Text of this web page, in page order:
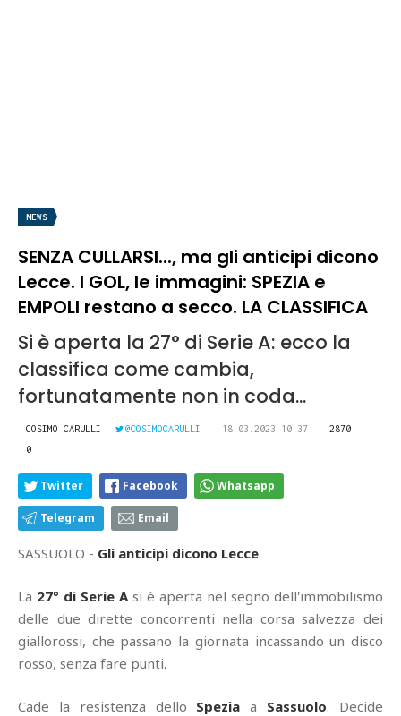
NEWS
SENZA CULLARSI..., ma gli anticipi dicono
Lecce. I GOL, le immagini: SPEZIA e
EMPOLI restano a secco. LA CLASSIFICA
Si è aperta la 27° di Serie A: ecco la
classifica come cambia,
fortunatamente non in coda...
COSIMO CARULLI @COSIMOCARULLI 18.03.2023 10:37
2870
0
Twitter Facebook Whatsapp
Telegram Email
SASSUOLO - Gli anticipi dicono Lecce.
La 27° di Serie A si è aperta nel segno dell'immobilismo
delle due dirette concorrenti nella corsa salvezza dei
giallorossi, che passano la giornata incassando un disco
rosso, senza fare punti.
Cade la resistenza dello Spezia a Sassuolo. Decide